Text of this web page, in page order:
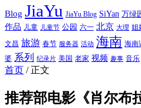
Blog JiaYu JiaYu Blog SiYan 万绿
作品 儿童 儿童节 公园 六一 北京 大理 姐
文昌 旅游 春节 服务器 活动 海南 海南
婆 系列 纪录片 美国 老家 视频 趣事 音乐
首页 / 正文
推荐部电影《肖尔布